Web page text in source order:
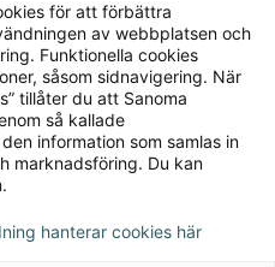
för att förbättra
av webbplatsen och
Funktionella cookies
såsom sidnavigering. När
tillåter du att Sanoma
så kallade
information som samlas in
marknadsföring. Du kan
hanterar cookies här